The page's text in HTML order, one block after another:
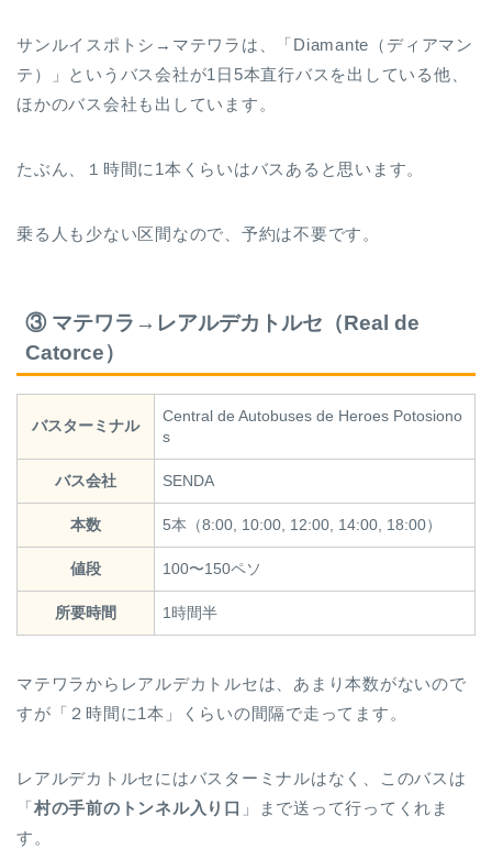
サンルイスポトシ→マテワラは、「Diamante（ディアマン
テ）」というバス会社が1日5本直行バスを出している他、
ほかのバス会社も出しています。
たぶん、１時間に1本くらいはバスあると思います。
乗る人も少ない区間なので、予約は不要です。
③ マテワラ→レアルデカトルセ（Real de
Catorce）
バスターミナル
Central de Autobuses de Heroes Potosiono
s
バス会社 SENDA
本数 5本（8:00, 10:00, 12:00, 14:00, 18:00）
値段 100〜150ペソ
所要時間 1時間半
マテワラからレアルデカトルセは、あまり本数がないので
すが「２時間に1本」くらいの間隔で走ってます。
レアルデカトルセにはバスターミナルはなく、このバスは
「村の手前のトンネル入り口 」まで送って行ってくれま
す。